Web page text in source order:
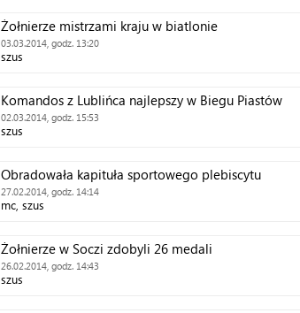
Żołnierze mistrzami kraju w biatlonie
03.03.2014, godz. 13:20
szus
Komandos z Lublińca najlepszy w Biegu Piastów
02.03.2014, godz. 15:53
szus
Obradowała kapituła sportowego plebiscytu
27.02.2014, godz. 14:14
mc, szus
Żołnierze w Soczi zdobyli 26 medali
26.02.2014, godz. 14:43
szus